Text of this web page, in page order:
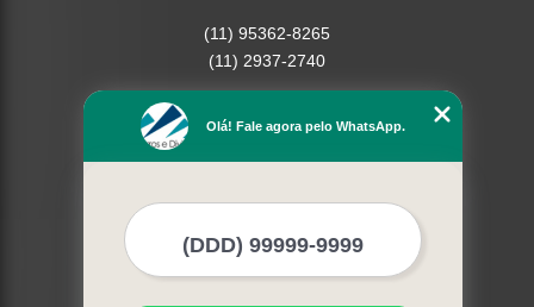
(11) 95362-8265
(11) 2937-2740
Empresa
Missão
Mapa do site
Olá! Fale agora pelo WhatsApp.